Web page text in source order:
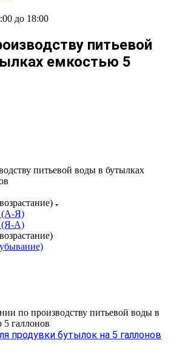
до 18:00
питьевой
емкостью 5
питьевой воды в бутылках
(А-Я)
(Я-А)
по производству питьевой воды в
5 галлонов
продувки бутылок на 5 галлонов